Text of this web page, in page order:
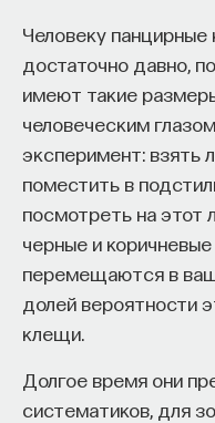
Человеку
достаточно давно,
имеют такие
человеческим
эксперимент: взять
поместить в
посмотреть на этот
черные и
перемещаются в
долей вероятности
клещи.
Долгое время они
систематиков, для
философских наук,
и культурологии
НИУ ВШЭ.
3/30/2022
НАПИСАТЬ НАМ
НАД МАТЕРИАЛОМ
команда